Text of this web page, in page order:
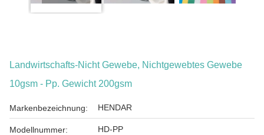
Landwirtschafts-Nicht Gewebe, Nichtgewebtes Gewebe
10gsm - Pp. Gewicht 200gsm
Markenbezeichnung: HENDAR
Modellnummer: HD-PP